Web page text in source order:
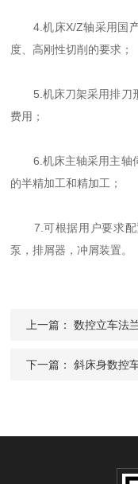
4.机床X/Z轴采用国产
度、高刚性切削的要求；
5.机床刀架采用排刀形
费用；
6.机床主轴采用主轴伺
的半精加工和精加工；
7.可根据用户要求配
泵，排屑器，冲屑装置。
上一篇：数控立车法兰
下一篇：斜床身数控